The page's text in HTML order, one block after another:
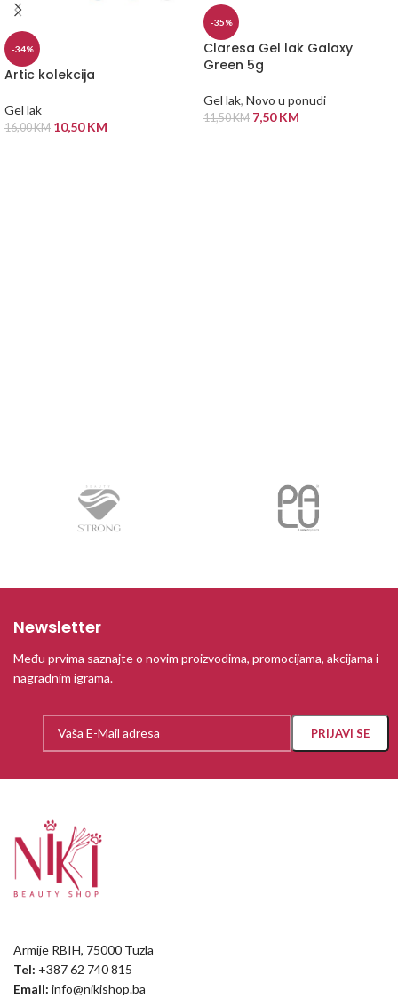
-34%
Artic kolekcija
Gel lak
16,00KM 10,50KM
-35%
Claresa Gel lak Galaxy
Green 5g
Gel lak, Novo u ponudi
11,50KM 7,50KM
Newsletter
Među prvima saznajte o novim proizvodima, promocijama, akcijama i
nagradnim igrama.
Armije RBIH, 75000 Tuzla
Tel: +387 62 740 815
Email: info@nikishop.ba